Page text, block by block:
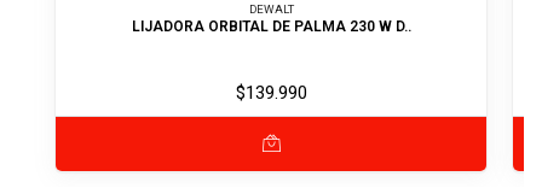
DEWALT
LIJADORA ORBITAL DE PALMA 230 W D..
$139.990